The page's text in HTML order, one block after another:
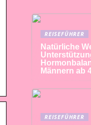
REISEFÜHRER
Natürliche
Männern ab
REISEFÜHRER